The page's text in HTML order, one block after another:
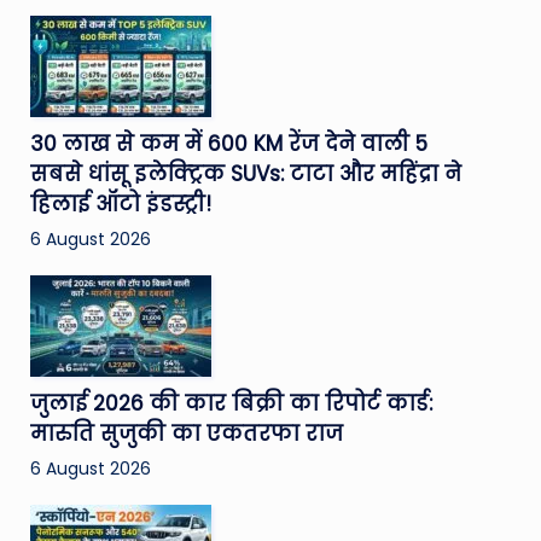
30 लाख से कम में 600 KM रेंज देने वाली 5
सबसे धांसू इलेक्ट्रिक SUVs: टाटा और महिंद्रा ने
हिलाई ऑटो इंडस्ट्री!
6 August 2026
जुलाई 2026 की कार बिक्री का रिपोर्ट कार्ड:
मारुति सुजुकी का एकतरफा राज
6 August 2026